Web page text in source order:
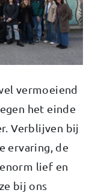
vermoeiend
het einde
Verblijven bij
ervaring, de
lief en
bij ons